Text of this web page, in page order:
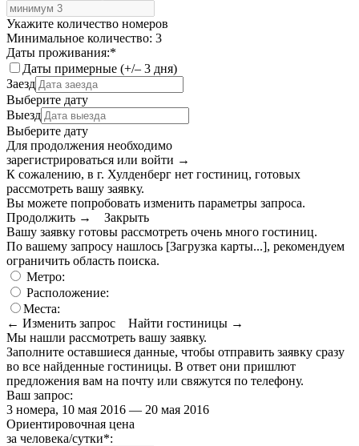
Укажите количество номеров
Минимальное количество: 3
Даты проживания:*
Даты примерные (+/– 3 дня)
Заезд
Выберите дату
Выезд
Выберите дату
Для продолжения необходимо
зарегистрироваться или войти →
К сожалению, в г. Хулденберг нет гостиниц, готовых
рассмотреть вашу заявку.
Вы можете попробовать изменить параметры запроса.
Продолжить →
Закрыть
Вашу заявку готовы рассмотреть очень много гостиниц.
По вашему запросу нашлось [Загрузка карты...], рекомендуем
ограничить область поиска.
Метро:
Расположение:
Места:
← Изменить запрос
Найти гостиницы →
Мы нашли рассмотреть вашу заявку.
Заполните оставшиеся данные, чтобы отправить заявку сразу
во все найденные гостиницы. В ответ они пришлют
предложения вам на почту или свяжутся по телефону.
Ваш запрос:
3 номера, 10 мая 2016 — 20 мая 2016
Ориентировочная цена
за человека/сутки*: